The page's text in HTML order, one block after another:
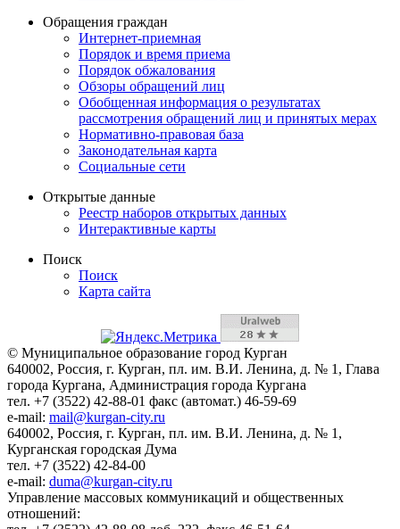
Обращения граждан
Интернет-приемная
Порядок и время приема
Порядок обжалования
Обзоры обращений лиц
Обобщенная информация о результатах
рассмотрения обращений лиц и принятых мерах
Нормативно-правовая база
Законодательная карта
Социальные сети
Открытые данные
Реестр наборов открытых данных
Интерактивные карты
Поиск
Поиск
Карта сайта
© Муниципальное образование город Курган
640002, Россия, г. Курган, пл. им. В.И. Ленина, д. № 1, Глава
города Кургана, Администрация города Кургана
тел. +7 (3522) 42-88-01 факс (автомат.) 46-59-69
e-mail: mail@kurgan-city.ru
640002, Россия, г. Курган, пл. им. В.И. Ленина, д. № 1,
Курганская городская Дума
тел. +7 (3522) 42-84-00
e-mail: duma@kurgan-city.ru
Управление массовых коммуникаций и общественных
отношений: